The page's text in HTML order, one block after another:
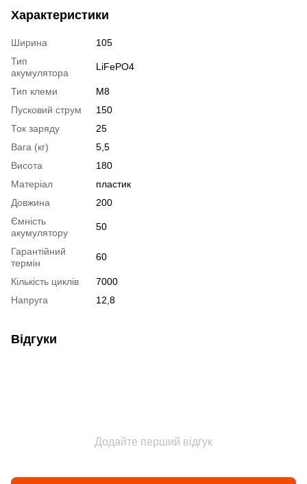
Характеристики
Ширина
105
Тип
акумулятора
LiFePO4
Тип клеми
М8
Пусковий струм
150
Ток заряду
25
Вага (кг)
5,5
Висота
180
Матеріал
пластик
Довжина
200
Ємність
акумулятору
50
Гарантійний
термін
60
Кількість циклів
7000
Напруга
12,8
Відгуки
Додайте перший відгук